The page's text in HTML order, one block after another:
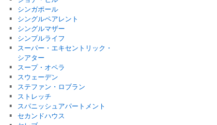
シンガポール
シングルペアレント
シングルマザー
シンプルライフ
スーパー・エキセントリック・
シアター
スープ・オペラ
スウェーデン
ステファン・ロブラン
ストレッチ
スパニッシュアパートメント
セカンドハウス